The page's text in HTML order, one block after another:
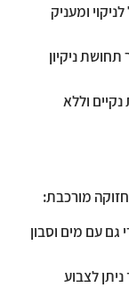
ומעניק
ניקיון
וללא
עם מים וסבון
לצבוע